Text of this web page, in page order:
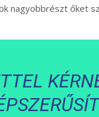
nagyobbrészt őket